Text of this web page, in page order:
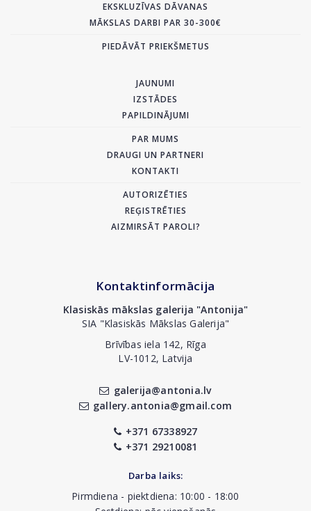
EKSKLUZĪVAS DĀVANAS
MĀKSLAS DARBI PAR 30-300€
PIEDĀVĀT PRIEKŠMETUS
JAUNUMI
IZSTĀDES
PAPILDINĀJUMI
PAR MUMS
DRAUGI UN PARTNERI
KONTAKTI
AUTORIZĒTIES
REĢISTRĒTIES
AIZMIRSĀT PAROLI?
Kontaktinformācija
Klasiskās mākslas galerija "Antonija"
SIA "Klasiskās Mākslas Galerija"
Brīvības iela 142, Rīga
LV-1012, Latvija
galerija@antonia.lv
gallery.antonia@gmail.com
+371 67338927
+371 29210081
Darba laiks:
Pirmdiena - piektdiena: 10:00 - 18:00